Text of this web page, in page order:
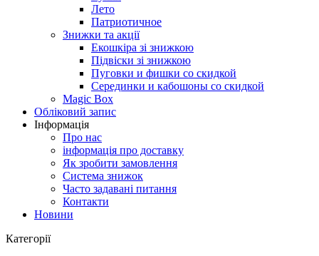
Лето
Патриотичное
Знижки та акції
Екошкіра зі знижкою
Підвіски зі знижкою
Пуговки и фишки со скидкой
Серединки и кабошоны со скидкой
Magic Box
Обліковий запис
Інформація
Про нас
інформація про доставку
Як зробити замовлення
Система знижок
Часто задавані питання
Контакти
Новини
Категорії